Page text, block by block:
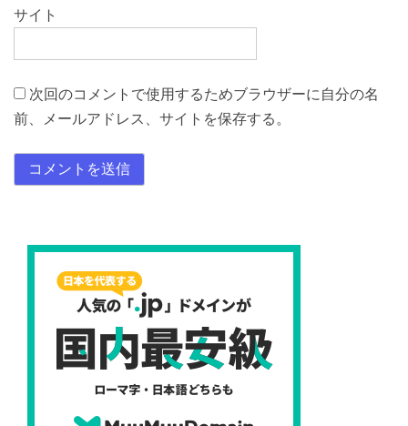
サイト
次回のコメントで使用するためブラウザーに自分の名
前、メールアドレス、サイトを保存する。